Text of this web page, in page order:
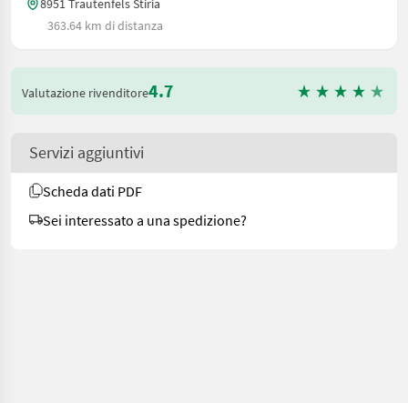
8951 Trautenfels Stiria
363.64 km di distanza
Valutazione rivenditore4.7
Servizi aggiuntivi
Scheda dati PDF
Sei interessato a una spedizione?